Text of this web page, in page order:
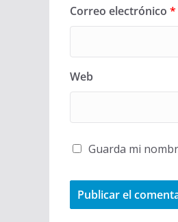
Correo electrónico *
Web
Guarda mi